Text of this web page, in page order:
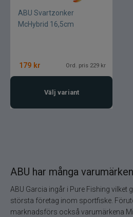
ABU Svartzonker
McHybrid 16,5cm
179 kr Ord. pris 229 kr
Välj variant
ABU har många varumärken
ABU Garcia ingår i Pure Fishing vilket
största företag inom sportfiske.
marknadsförs också varumärkena